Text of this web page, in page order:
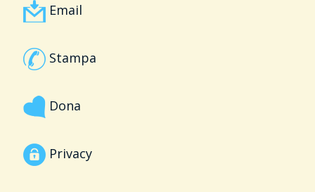
Email
Stampa
Dona
Privacy